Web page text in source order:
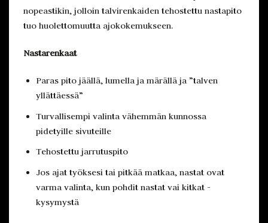
nopeastikin, jolloin talvirenkaiden tehostettu nastapito
tuo huolettomuutta ajokokemukseen.
Nastarenkaat
Paras pito jäällä, lumella ja märällä ja ”talven
yllättäessä”
Turvallisempi valinta vähemmän kunnossa
pidetyille sivuteille
Tehostettu jarrutuspito
Jos ajat työksesi tai pitkää matkaa, nastat ovat
varma valinta, kun pohdit nastat vai kitkat -
kysymystä